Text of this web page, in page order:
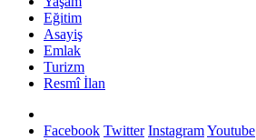
Eğitim
Asayiş
Emlak
Turizm
Resmî İlan
Facebook Twitter InstagramYoutube